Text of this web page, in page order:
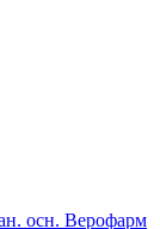
осн. Верофарм